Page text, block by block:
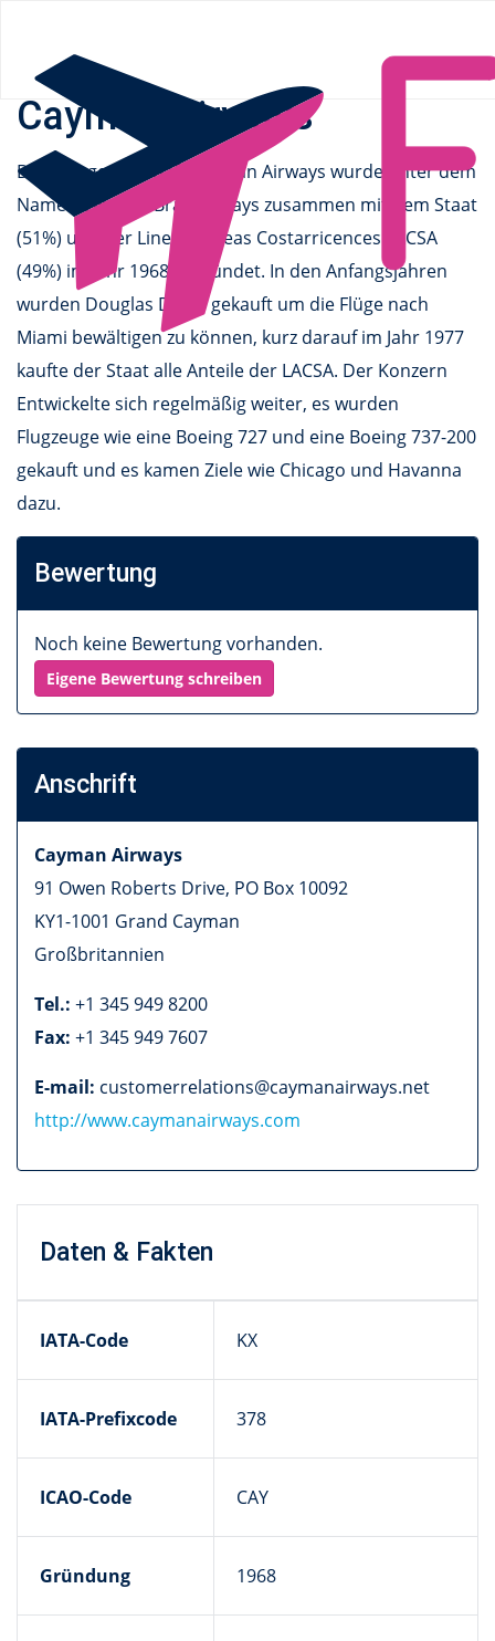
Cayman Airways
Die FLuggesellschaft Cayman Airways wurde unter dem
Namen Cayman Brac Airways zusammen mit dem Staat
(51%) und der Lineas Aereas Costarricences LACSA
(49%) im Jahr 1968 gegründet. In den Anfangsjahren
wurden Douglas DC-3s gekauft um die Flüge nach
Miami bewältigen zu können, kurz darauf im Jahr 1977
kaufte der Staat alle Anteile der LACSA. Der Konzern
Entwickelte sich regelmäßig weiter, es wurden
Flugzeuge wie eine Boeing 727 und eine Boeing 737-200
gekauft und es kamen Ziele wie Chicago und Havanna
dazu.
Bewertung
Noch keine Bewertung vorhanden.
Eigene Bewertung schreiben
Anschrift
Cayman Airways
91 Owen Roberts Drive, PO Box 10092
KY1-1001 Grand Cayman
Großbritannien
Tel.: +1 345 949 8200
Fax: +1 345 949 7607
E-mail: customerrelations@caymanairways.net
http://www.caymanairways.com
Daten & Fakten
IATA-Code KX
IATA-Prefixcode 378
ICAO-Code CAY
Gründung 1968